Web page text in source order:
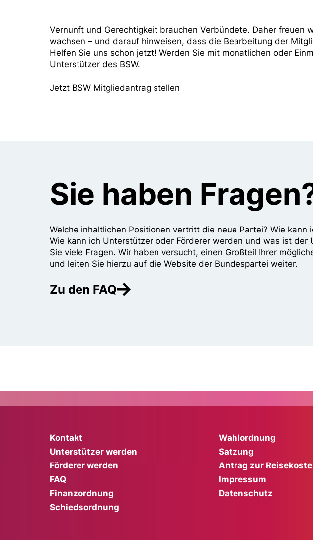
Vernunft und Gerechtigkeit brauchen Verbündete. Daher
wachsen – und darauf hinweisen, dass die Bearbeitung der
Helfen Sie uns schon jetzt! Werden Sie mit monatlichen oder
Unterstützer des BSW.
Jetzt BSW Mitgliedantrag stellen
Sie haben
Welche inhaltlichen Positionen vertritt die neue Partei? Wie kann
Wie kann ich Unterstützer oder Förderer werden und was ist der
Sie viele Fragen. Wir haben versucht, einen Großteil Ihrer
und leiten Sie hierzu auf die Website der Bundespartei weiter.
Zu den FAQ
Kontakt
Unterstützer werden
Förderer werden
FAQ
Finanzordnung
Schiedsordnung
Wahlordnung
Satzung
Antrag zur
Impressum
Datenschutz